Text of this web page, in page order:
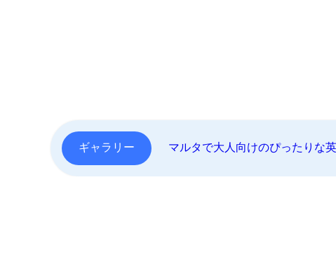
ギャラリー マルタで大人向けのぴったりな